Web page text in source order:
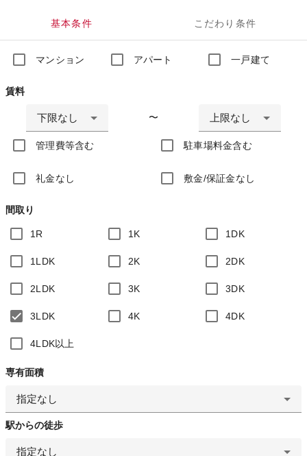
基本条件 こだわり条件
マンション アパート 一戸建て
賃料
下限なし 〜 上限なし
管理費等含む 駐車場料金含む
礼金なし 敷金/保証金なし
間取り
1R 1K 1DK
1LDK 2K 2DK
2LDK 3K 3DK
3LDK 4K 4DK
4LDK以上
専有面積
指定なし
駅からの徒歩
指定なし